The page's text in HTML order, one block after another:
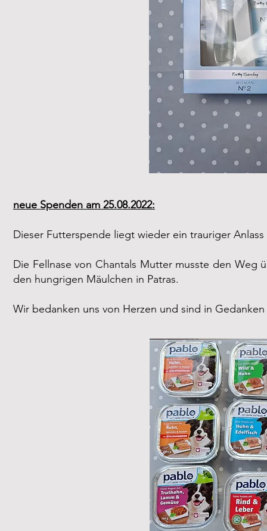
neue Spenden am 25.08.2022:
Dieser Futterspende liegt wieder ein trauriger
Die Fellnase von Chantals Mutter musste den
den hungrigen Mäulchen in Patras.
Wir bedanken uns von Herzen und sind in